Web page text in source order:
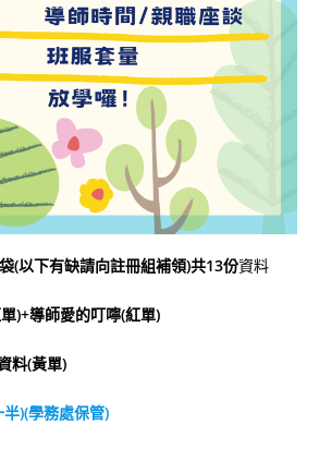
(以下有缺請向註冊組補領)共13份資料
)+導師愛的叮嚀(紅單)
料(黃單)
)(學務處保管)